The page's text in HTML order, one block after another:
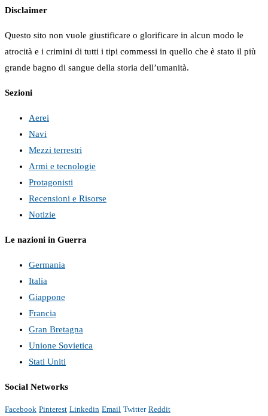
Disclaimer
Questo sito non vuole giustificare o glorificare in alcun modo le
atrocità e i crimini di tutti i tipi commessi in quello che è stato il più
grande bagno di sangue della storia dell’umanità.
Sezioni
Aerei
Navi
Mezzi terrestri
Armi e tecnologie
Protagonisti
Recensioni e Risorse
Notizie
Le nazioni in Guerra
Germania
Italia
Giappone
Francia
Gran Bretagna
Unione Sovietica
Stati Uniti
Social Networks
Facebook Pinterest Linkedin Email Twitter Reddit